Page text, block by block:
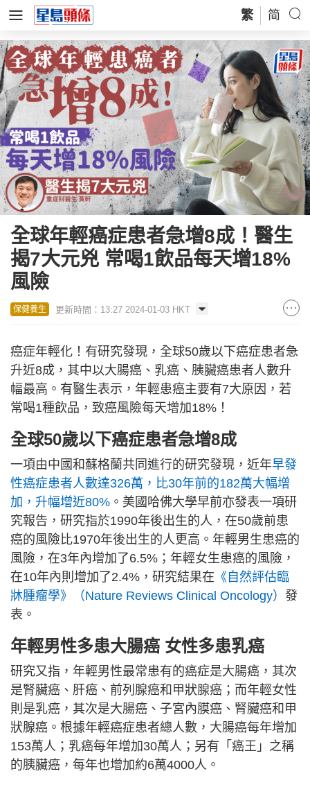
繁 简
全球年輕癌症患者急增8成！醫生
揭7大元兇 常喝1飲品每天增18%
風險
保健養生 更新時間：13:27 2024-01-03 HKT
癌症年輕化！有研究發現，全球50歲以下癌症患者急
升近8成，其中以大腸癌、乳癌、胰臟癌患者人數升
幅最高。有醫生表示，年輕患癌主要有7大原因，若
常喝1種飲品，致癌風險每天增加18%！
全球50歲以下癌症患者急增8成
一項由中國和蘇格蘭共同進行的研究發現，近年早發
性癌症患者人數達326萬，比30年前的182萬大幅增
加，升幅增近80% 。美國哈佛大學早前亦發表一項研
究報告，研究指於1990年後出生的人，在50歲前患
癌的風險比1970年後出生的人更高。年輕男生患癌的
風險，在3年內增加了6.5%；年輕女生患癌的風險，
在10年內則增加了2.4%，研究結果在 《自然評估臨
牀腫瘤學》（Nature Reviews Clinical Oncology） 發
表。
年輕男性多患大腸癌 女性多患乳癌
研究又指，年輕男性最常患有的癌症是大腸癌，其次
是腎臟癌、肝癌、前列腺癌和甲狀腺癌；而年輕女性
則是乳癌，其次是大腸癌、子宮內膜癌、腎臟癌和甲
狀腺癌。根據年輕癌症患者總人數，大腸癌每年增加
153萬人；乳癌每年增加30萬人；另有「癌王」之稱
的胰臟癌，每年也增加約6萬4000人。